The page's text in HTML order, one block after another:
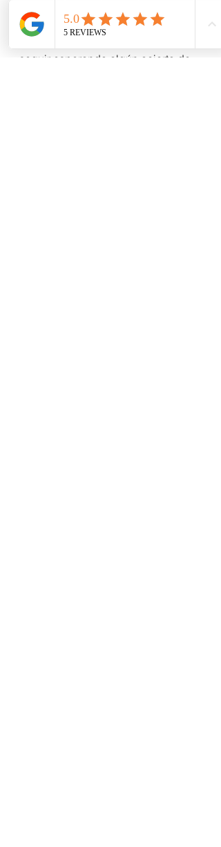
personajes. Cero fanatismo. Cero
consistencia.
seguir esperando algún acierto de